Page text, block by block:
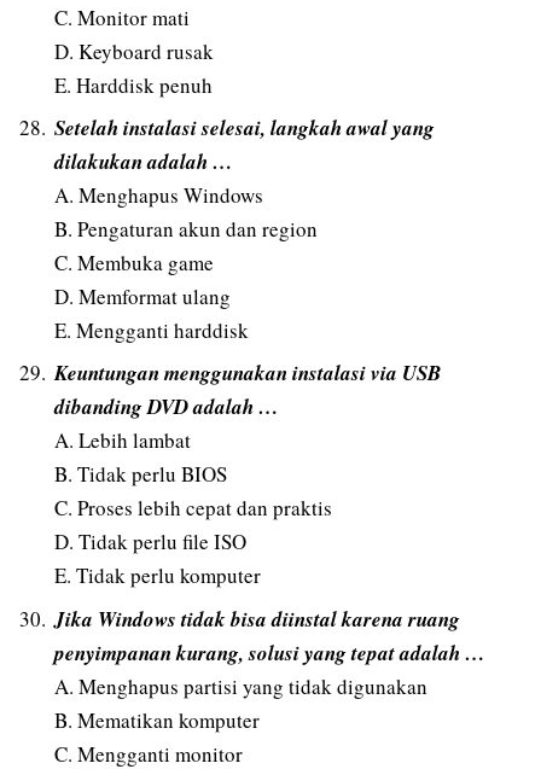
C. Monitor mati
D. Keyboard rusak
E. Harddisk penuh
Setelah instalasi selesai, langkah awal yang
dilakukan adalah …
A. Menghapus Windows
B. Pengaturan akun dan region
C. Membuka game
D. Memformat ulang
E. Mengganti harddisk
Keuntungan menggunakan instalasi via USB
dibanding DVD adalah …
A. Lebih lambat
B. Tidak perlu BIOS
C. Proses lebih cepat dan praktis
D. Tidak perlu file ISO
E. Tidak perlu komputer
Jika Windows tidak bisa diinstal karena ruang
penyimpanan kurang, solusi yang tepat adalah …
A. Menghapus partisi yang tidak digunakan
B. Mematikan komputer
C. Mengganti monitor